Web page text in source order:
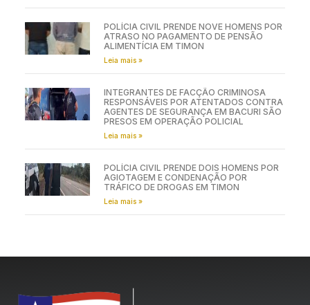
POLÍCIA CIVIL PRENDE NOVE HOMENS POR
ATRASO NO PAGAMENTO DE PENSÃO
ALIMENTÍCIA EM TIMON
Leia mais »
INTEGRANTES DE FACÇÃO CRIMINOSA
RESPONSÁVEIS POR ATENTADOS CONTRA
AGENTES DE SEGURANÇA EM BACURI SÃO
PRESOS EM OPERAÇÃO POLICIAL
Leia mais »
POLÍCIA CIVIL PRENDE DOIS HOMENS POR
AGIOTAGEM E CONDENAÇÃO POR
TRÁFICO DE DROGAS EM TIMON
Leia mais »